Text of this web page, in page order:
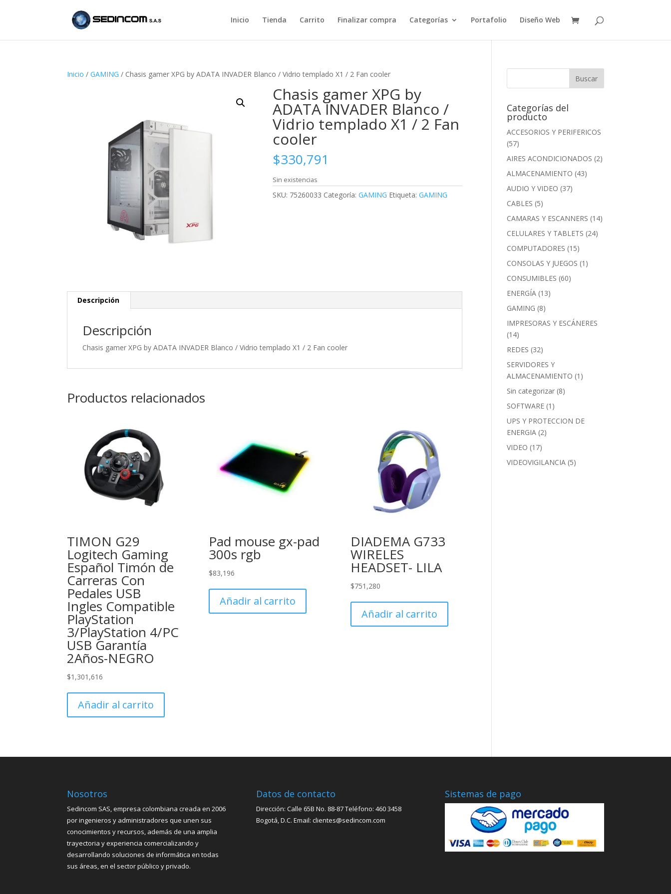
Inicio Tienda Carrito Finalizar compra Categorías Portafolio Diseño Web
Inicio /GAMING / Chasis gamer XPG by ADATA INVADER Blanco / Vidrio templado X1 / 2 Fan cooler
Chasis gamer XPG by
ADATA INVADER Blanco /
Vidrio templado X1 / 2 Fan
cooler
$330,791
Sin existencias
SKU: 75260033 Categoría:GAMING Etiqueta:GAMING
Descripción
Descripción
Chasis gamer XPG by ADATA INVADER Blanco / Vidrio templado X1 / 2 Fan cooler
Productos relacionados
TIMON G29
Logitech Gaming
Español Timón de
Carreras Con
Pedales USB
Ingles Compatible
PlayStation
3/PlayStation 4/PC
USB Garantía
2Años-NEGRO
$1,301,616
Añadir al carrito
Pad mouse gx-pad
300s rgb
$83,196
Añadir al carrito
DIADEMA G733
WIRELES
HEADSET- LILA
$751,280
Añadir al carrito
Categorías del
producto
ACCESORIOS Y PERIFERICOS
(57)
AIRES ACONDICIONADOS (2)
ALMACENAMIENTO (43)
AUDIO Y VIDEO (37)
CABLES (5)
CAMARAS Y ESCANNERS (14)
CELULARES Y TABLETS (24)
COMPUTADORES (15)
CONSOLAS Y JUEGOS (1)
CONSUMIBLES (60)
ENERGÍA (13)
GAMING (8)
IMPRESORAS Y ESCÁNERES
(14)
REDES (32)
SERVIDORES Y
ALMACENAMIENTO (1)
Sin categorizar (8)
SOFTWARE (1)
UPS Y PROTECCION DE
ENERGIA (2)
VIDEO (17)
VIDEOVIGILANCIA (5)
Nosotros
Sedincom SAS, empresa colombiana creada en 2006
por ingenieros y administradores que unen sus
conocimientos y recursos, además de una amplia
trayectoria y experiencia comercializando y
desarrollando soluciones de informática en todas
sus áreas, en el sector público y privado.
Datos de contacto
Dirección: Calle 65B No. 88-87 Teléfono: 460 3458
Bogotá, D.C. Email: clientes@sedincom.com
Sistemas de pago